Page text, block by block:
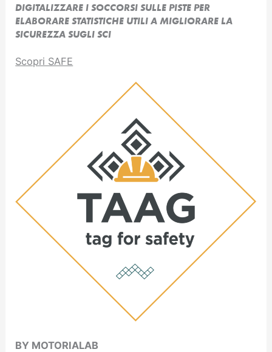
DIGITALIZZARE I SOCCORSI SULLE PISTE PER
ELABORARE STATISTICHE UTILI A MIGLIORARE LA
SICUREZZA SUGLI SCI
Scopri SAFE
BY MOTORIALAB